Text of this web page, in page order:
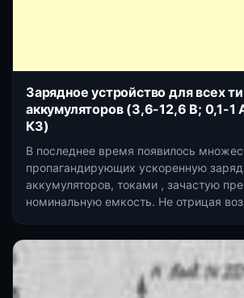
Зарядное устройство для всех
аккумуляторов (3,6-12,6 В; 0,1-1
КЗ)
В последнее время появилось
пропагандирующих ускоренную
аккумуляторов, токами , зачастую
номинальную емкость. Не отрицая